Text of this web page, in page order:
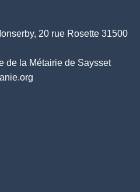
20 rue Rosette 31500
de la Métairie de Saysset